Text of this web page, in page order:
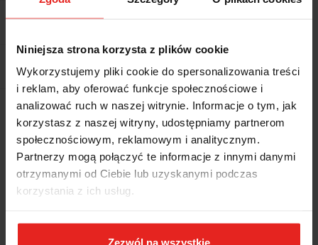
Niniejsza strona korzysta z plików cookie
Wykorzystujemy pliki cookie do spersonalizowania treści
i reklam, aby oferować funkcje społecznościowe i
analizować ruch w naszej witrynie. Informacje o tym, jak
korzystasz z naszej witryny, udostępniamy partnerom
społecznościowym, reklamowym i analitycznym.
Partnerzy mogą połączyć te informacje z innymi danymi
otrzymanymi od Ciebie lub uzyskanymi podczas
korzystania z ich usług.
Zezwól na wszystkie
Pobierz produkt do PDF
EAN 4317784863131
Wysyłka+2dni (dostawa 0 od 1000zł net.*)
OPIS
INFORMACJE DOT.
BEZPIECZEŃSTWA